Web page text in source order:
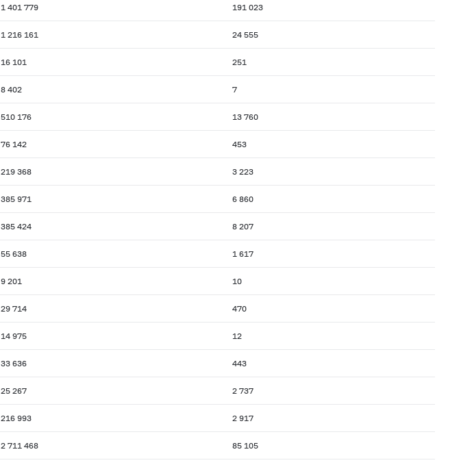
1 401 779 191 023
1 216 161 24 555
16 101 251
8 402 7
510 176 13 760
76 142 453
219 368 3 223
385 971 6 860
385 424 8 207
55 638 1 617
9 201 10
29 714 470
14 975 12
33 636 443
25 267 2 737
216 993 2 917
2 711 468 85 105